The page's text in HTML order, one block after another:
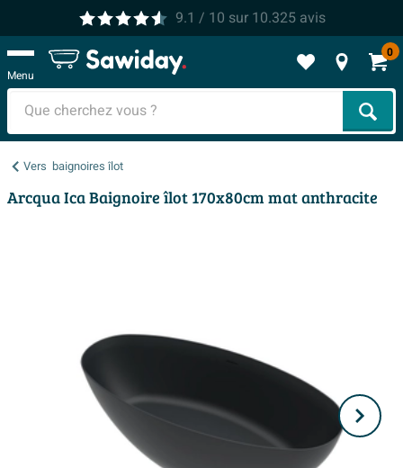
9.1 / 10 sur 10.325avis
Menu
0
Vers baignoires îlot
Arcqua Ica Baignoire îlot 170x80cm mat anthracite